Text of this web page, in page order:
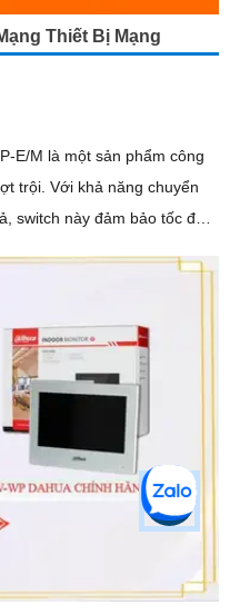
Thiết Bị Mạng
E/M là một sản phẩm công
chuyển
switch này đảm bảo tốc độ